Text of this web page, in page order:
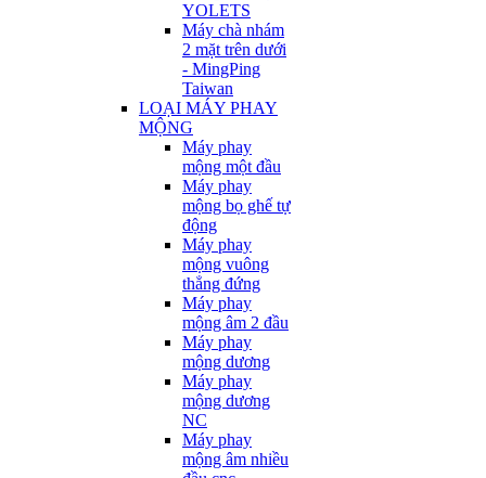
YOLETS
Máy chà nhám
2 mặt trên dưới
- MingPing
Taiwan
LOẠI MÁY PHAY
MỘNG
Máy phay
mộng một đầu
Máy phay
mộng bọ ghế tự
động
Máy phay
mộng vuông
thẳng đứng
Máy phay
mộng âm 2 đầu
Máy phay
mộng dương
Máy phay
mộng dương
NC
Máy phay
mộng âm nhiều